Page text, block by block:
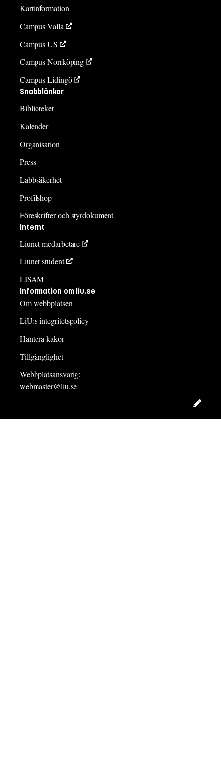
Kartinformation
Campus Valla
Campus US
Campus Norrköping
Campus Lidingö
Snabblänkar
Biblioteket
Kalender
Organisation
Press
Labbsäkerhet
Profilshop
Föreskrifter och styrdokument
Internt
Liunet medarbetare
Liunet student
LISAM
Information om liu.se
Om webbplatsen
LiU:s integritetspolicy
Hantera kakor
Tillgänglighet
Webbplatsansvarig:
webmaster@liu.se